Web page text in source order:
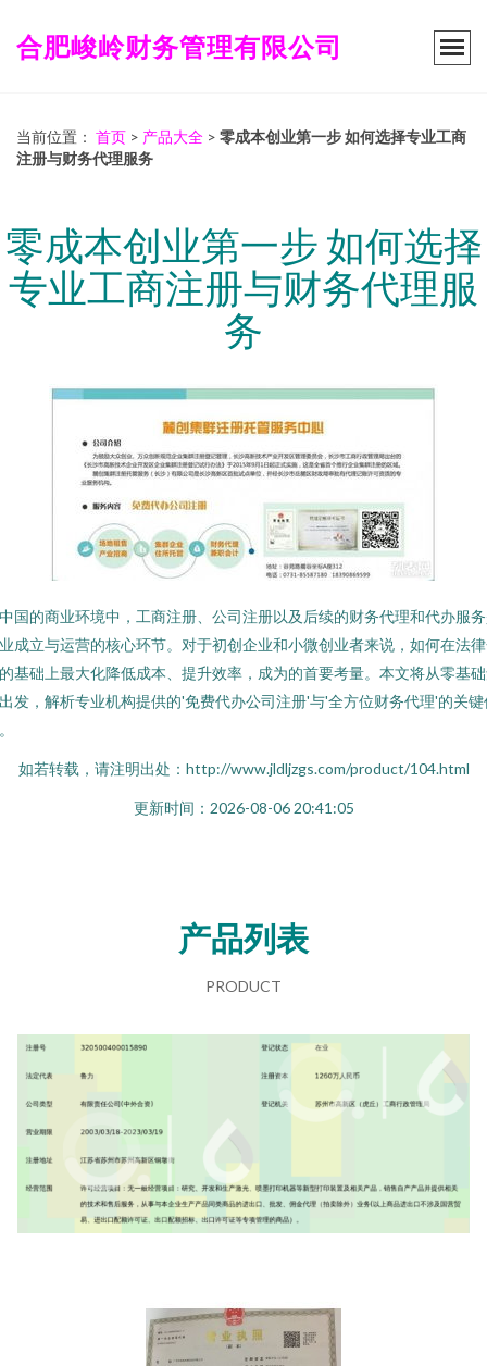
合肥峻岭财务管理有限公司
当前位置： 首页 > 产品大全 > 零成本创业第一步 如何选择专业工商
注册与财务代理服务
零成本创业第一步 如何选择
专业工商注册与财务代理服
务
国的商业环境中，工商注册、公司注册以及后续的财务代理和代办服
成立与运营的核心环节。对于初创企业和小微创业者来说，如何在法
基础上最大化降低成本、提升效率，成为的首要考量。本文将从零基
发，解析专业机构提供的'免费代办公司注册'与'全方位财务代理'的关键
如若转载，请注明出处：http://www.jldljzgs.com/product/104.html
更新时间：2026-08-06 20:41:05
产品列表
PRODUCT